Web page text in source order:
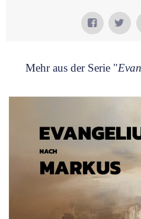
Mehr aus der Serie "